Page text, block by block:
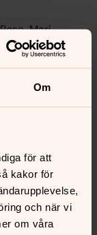
Om
för att
kakor för
och när vi
om våra
Mari
i Gislaveds
i Gislaveds